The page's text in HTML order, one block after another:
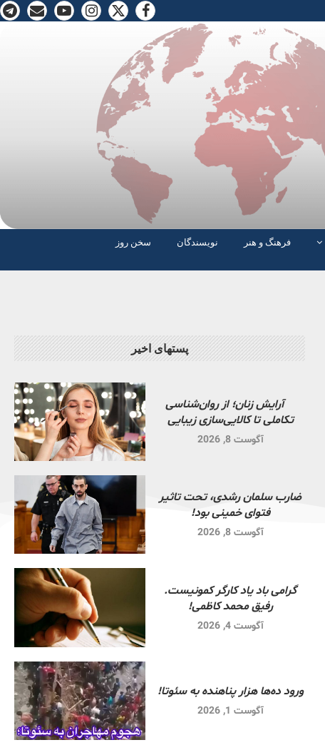
فرهنگ و هنر نویسندگان
سخن روز
پستهای اخیر
آرایش زنان؛ از روان‌شناسی
تکاملی تا کالایی‌سازی زیبایی
آگوست 8, 2026
ضارب سلمان رشدی، تحت تاثیر
فتوای خمینی بود!
آگوست 8, 2026
گرامی باد یاد کارگر کمونیست.
رفیق محمد کاظمی!
آگوست 4, 2026
ورود ده‌ها هزار پناهنده به سئوتا!
آگوست 1, 2026